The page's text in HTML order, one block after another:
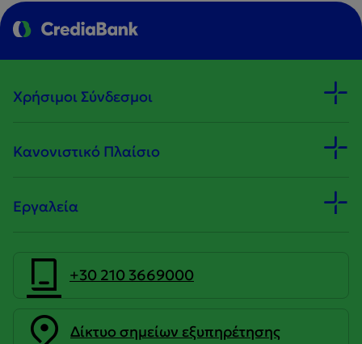
Χρήσιμοι Σύνδεσμοι
Κανονιστικό Πλαίσιο
Εργαλεία
+30 210 3669000
Δίκτυο σημείων εξυπηρέτησης